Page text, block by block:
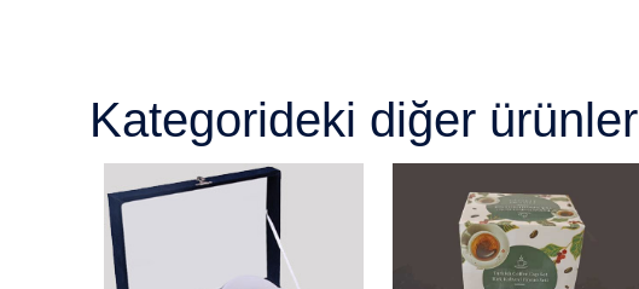
Kategorideki diğer ürünler